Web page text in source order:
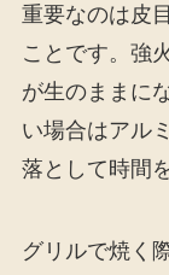
重要なのは皮
ことです。強
が生のままに
い場合はアル
落として時間
グリルで焼く